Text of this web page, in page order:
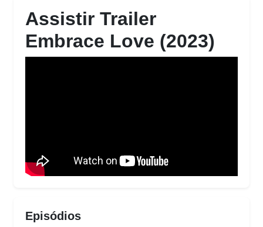
Assistir Trailer
Embrace Love (2023)
Episódios